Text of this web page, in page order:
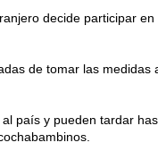
decide participar
de tomar las
país y pueden tardar